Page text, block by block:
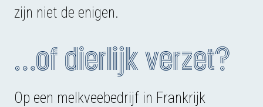
zijn niet de enigen.
…of dierlijk verzet?
Op een melkveebedrijf in Frankrijk